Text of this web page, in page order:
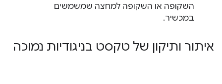
השקופה או השקופה למחצה שמשמשים
במכשיר.
איתור ותיקון של טקסט בניגודיות נמוכה